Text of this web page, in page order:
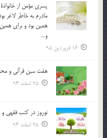
پسري مؤمن از
مادرم به خاطر لاغر
همين بود و براي
و…
16 فروردین 95
هفت سین قرآنی و
25 اسفند 94
نوروز در كتب فقهى و
25 اسفند 94